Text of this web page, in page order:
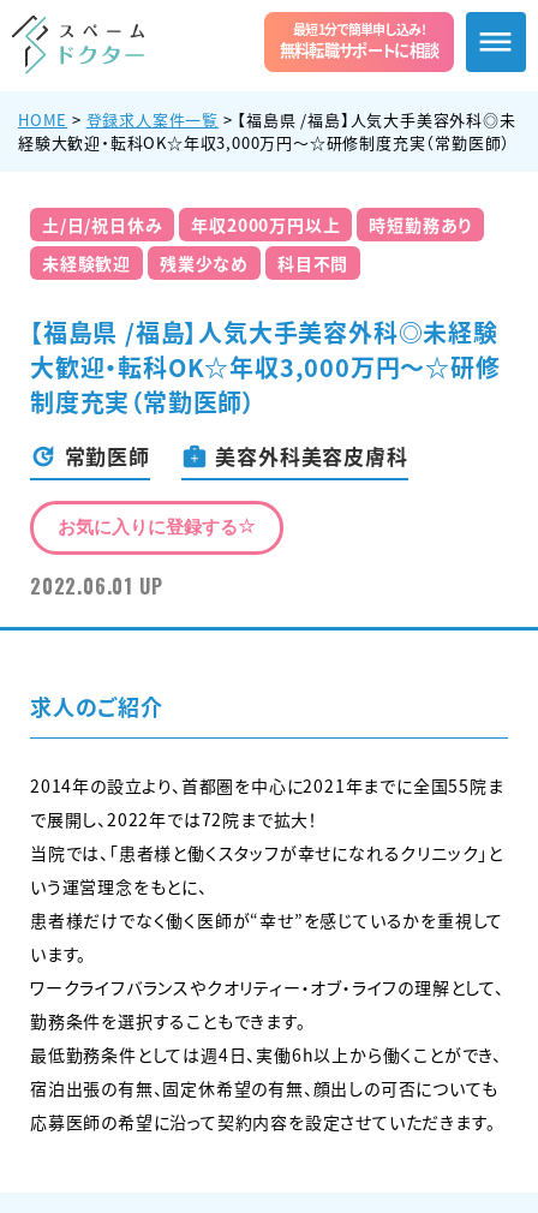
最短1分で簡単申し込み!
無料転職サポートに相談
HOME > 登録求人案件一覧 > 【福島県 /福島】人気大手美容外科◎未
経験大歓迎・転科OK☆年収3,000万円〜☆研修制度充実（常勤医師）
土/日/祝日休み 年収2000万円以上
時短勤務あり
未経験歓迎
残業少なめ 科目不問
【福島県 /福島】人気大手美容外科◎未経験
大歓迎・転科OK☆年収3,000万円〜☆研修
制度充実（常勤医師）
常勤医師 美容外科美容皮膚科
お気に入りに登録する
2022.06.01 UP
求人のご紹介
2014年の設立より、首都圏を中心に2021年までに全国55院ま
で展開し、2022年では72院まで拡大！
当院では、「患者様と働くスタッフが幸せになれるクリニック」と
いう運営理念をもとに、
患者様だけでなく働く医師が“幸せ”を感じているかを重視して
います。
ワークライフバランスやクオリティー・オブ・ライフの理解として、
勤務条件を選択することもできます。
最低勤務条件としては週4日、実働6h以上から働くことができ、
宿泊出張の有無、固定休希望の有無、顔出しの可否についても
応募医師の希望に沿って契約内容を設定させていただきます。